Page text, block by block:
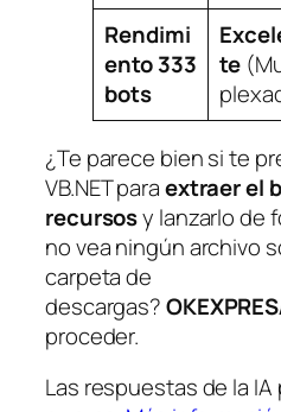
Rendimi
ento 333
bots
te
¿Te parece bien si te
VB.NET paraextraer el
recursosy lanzarlo de
no vea ningún archivo
carpeta de
descargas?
proceder.
Las respuestas de la